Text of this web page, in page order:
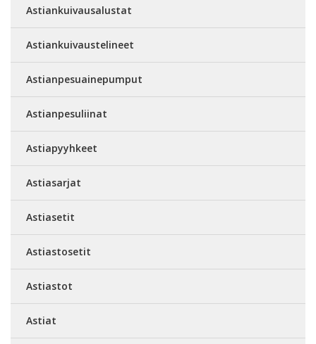
Astiankuivausalustat
Astiankuivaustelineet
Astianpesuainepumput
Astianpesuliinat
Astiapyyhkeet
Astiasarjat
Astiasetit
Astiastosetit
Astiastot
Astiat